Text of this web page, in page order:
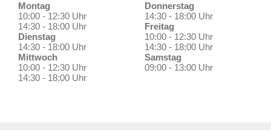
Montag
10:00 - 12:30 Uhr
14:30 - 18:00 Uhr
Dienstag
14:30 - 18:00 Uhr
Mittwoch
10:00 - 12:30 Uhr
14:30 - 18:00 Uhr
Donnerstag
14:30 - 18:00 Uhr
Freitag
10:00 - 12:30 Uhr
14:30 - 18:00 Uhr
Samstag
09:00 - 13:00 Uhr